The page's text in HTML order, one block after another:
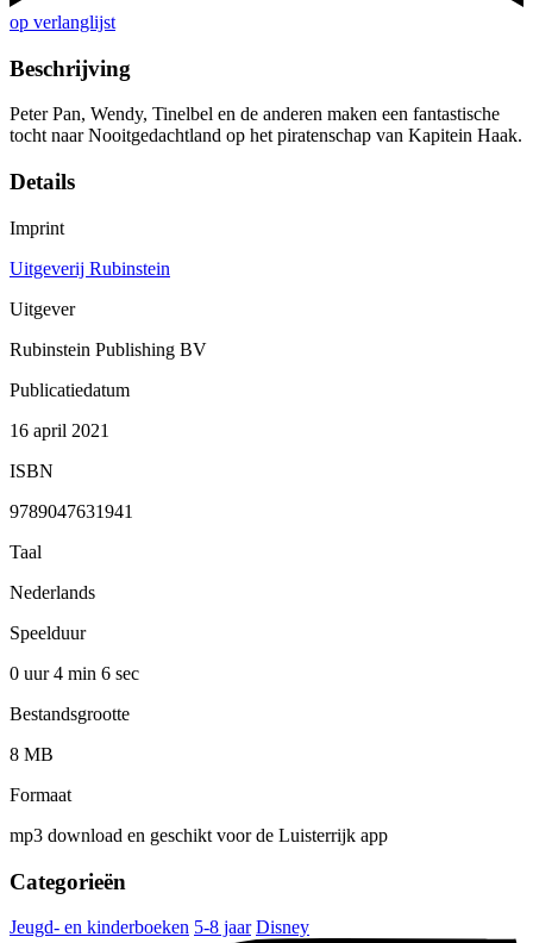
op verlanglijst
Beschrijving
Peter Pan, Wendy, Tinelbel en de anderen maken een fantastische
tocht naar Nooitgedachtland op het piratenschap van Kapitein Haak.
Details
Imprint
Uitgeverij Rubinstein
Uitgever
Rubinstein Publishing BV
Publicatiedatum
16 april 2021
ISBN
9789047631941
Taal
Nederlands
Speelduur
0 uur 4 min 6 sec
Bestandsgrootte
8 MB
Formaat
mp3 download en geschikt voor de Luisterrijk app
Categorieën
Jeugd- en kinderboeken 5-8 jaar Disney